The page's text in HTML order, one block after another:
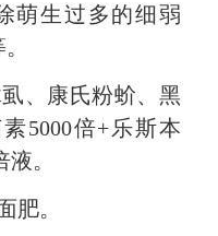
生过多的细弱
、康氏粉蚧、黑
5000倍+乐斯本
。
。